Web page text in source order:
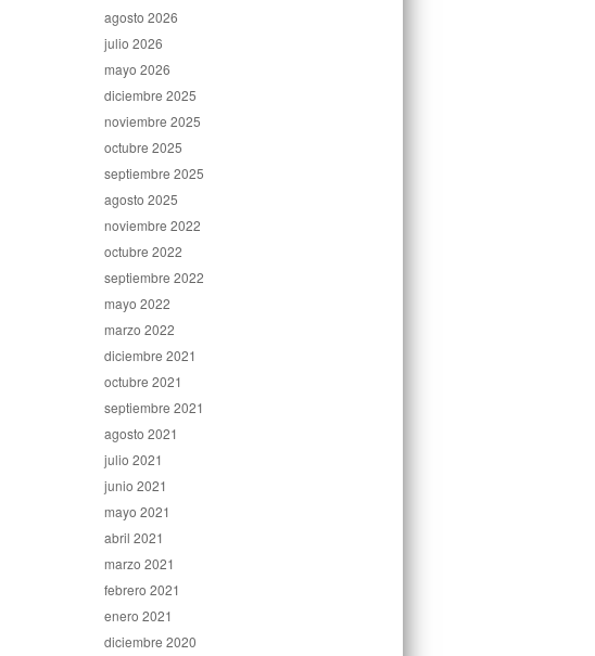
agosto 2026
julio 2026
mayo 2026
diciembre 2025
noviembre 2025
octubre 2025
septiembre 2025
agosto 2025
noviembre 2022
octubre 2022
septiembre 2022
mayo 2022
marzo 2022
diciembre 2021
octubre 2021
septiembre 2021
agosto 2021
julio 2021
junio 2021
mayo 2021
abril 2021
marzo 2021
febrero 2021
enero 2021
diciembre 2020